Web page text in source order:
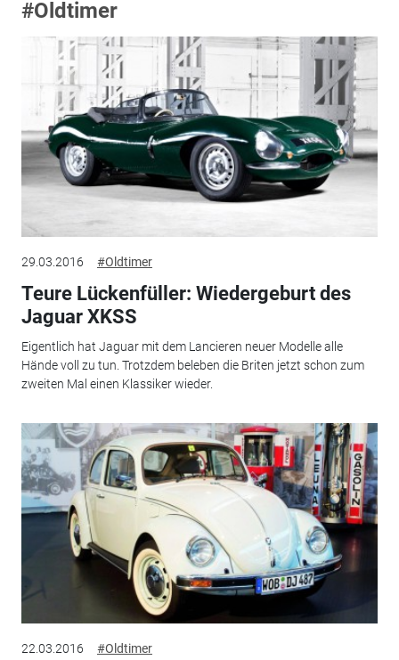
#Oldtimer
29.03.2016 #Oldtimer
Teure Lückenfüller: Wiedergeburt des
Jaguar XKSS
Eigentlich hat Jaguar mit dem Lancieren neuer Modelle alle
Hände voll zu tun. Trotzdem beleben die Briten jetzt schon zum
zweiten Mal einen Klassiker wieder.
22.03.2016 #Oldtimer